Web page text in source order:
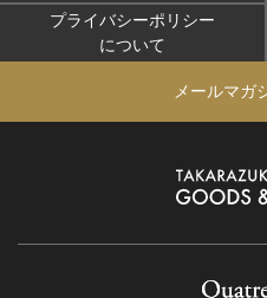
プライバシーポリシー
について
メールマガ